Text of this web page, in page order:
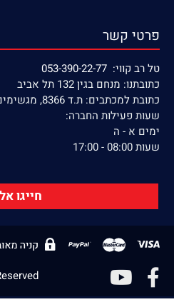
פרטי קשר
טל רב קווי: 053-390-22-77
כתובתנו: מנחם בגין 132 תל אביב
כתובת למכתבים: ת.ד 8366, מגשימים
שעות פעילות החברה:
ימים א - ה
שעות 08:00 - 17:00
חייגו